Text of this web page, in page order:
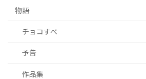
物語
チョコすべ
予告
作品集